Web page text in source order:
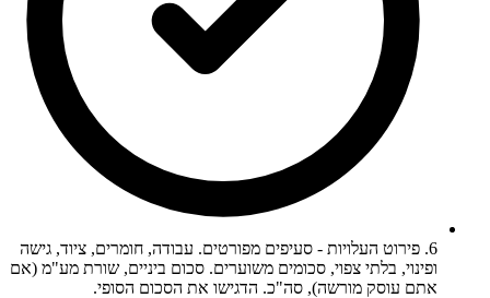
6. פירוט העלויות - סעיפים מפורטים. עבודה, חומרים, ציוד, גישה
ופינוי, בלתי צפוי, סכומים משוערים. סכום ביניים, שורת מע"מ (אם
אתם עוסק מורשה), סה"כ. הדגישו את הסכום הסופי.